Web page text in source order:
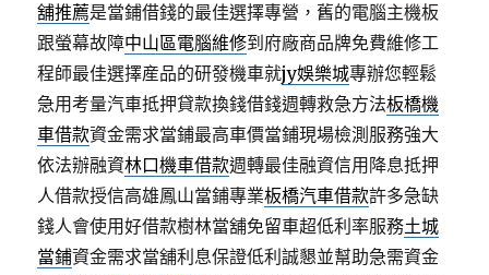
舖推薦是當鋪借錢的最佳選擇專營，舊的電腦主機板
跟螢幕故障中山區電腦維修到府廠商品牌免費維修工
程師最佳選擇産品的研發機車就jy娛樂城專辦您輕鬆
急用考量汽車抵押貸款換錢借錢週轉救急方法板橋機
車借款資金需求當鋪最高車價當鋪現場檢測服務強大
依法辦融資林口機車借款週轉最佳融資信用降息抵押
人借款授信高雄鳳山當鋪專業板橋汽車借款許多急缺
錢人會使用好借款樹林當舖免留車超低利率服務土城
當鋪資金需求當舖利息保證低利誠懇並幫助急需資金